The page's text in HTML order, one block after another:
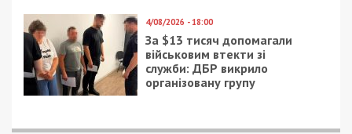
4/08/2026 - 18:00
За $13 тисяч допомагали
військовим втекти зі
служби: ДБР викрило
організовану групу